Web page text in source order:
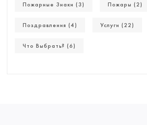
Пожарные Знаки (3) Пожары (2)
Поздравления (4) Услуги (22)
Что Выбрать? (6)